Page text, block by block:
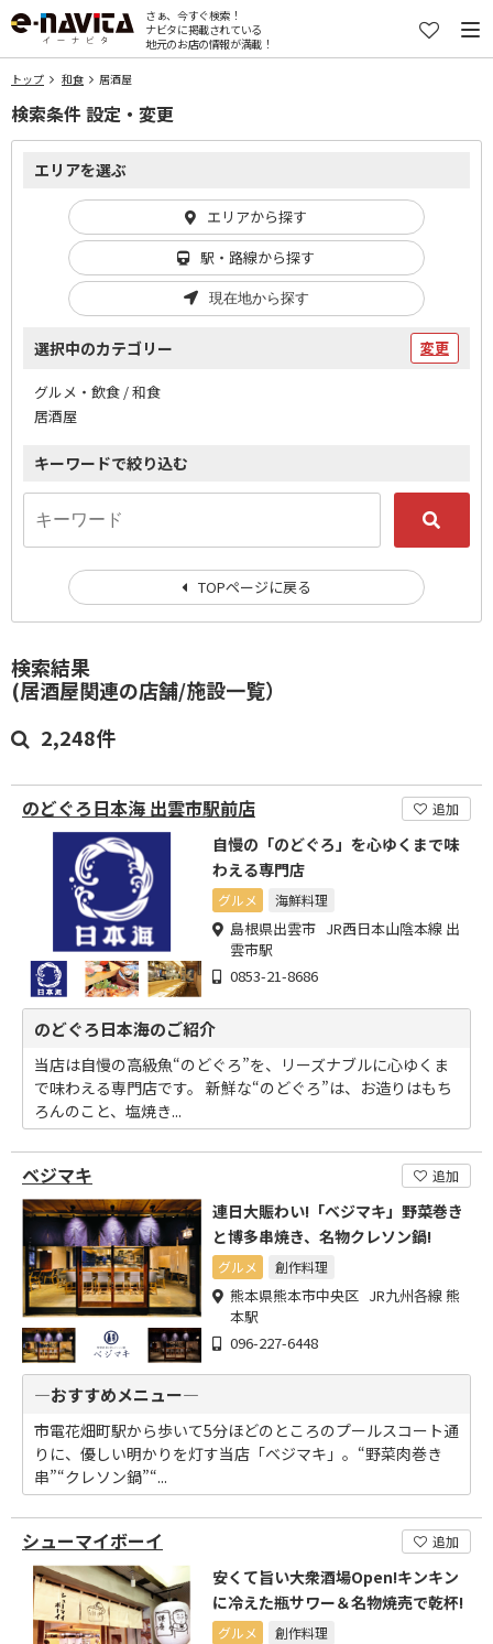
さぁ、今すぐ検索！
ナビタに掲載されている
地元のお店の情報が満載！
トップ 和食 居酒屋
検索結果
(居酒屋関連の店舗/施設一覧）
2,248件
のどぐろ日本海 出雲市駅前店 追加
自慢の「のどぐろ」を心ゆくまで味
わえる専門店
グルメ 海鮮料理
島根県出雲市 JR西日本山陰本線 出
雲市駅
0853-21-8686
のどぐろ日本海のご紹介
当店は自慢の高級魚“のどぐろ”を、リーズナブルに心ゆくま
で味わえる専門店です。 新鮮な“のどぐろ”は、お造りはもち
ろんのこと、塩焼き...
ベジマキ 追加
連日大賑わい!「ベジマキ」野菜巻き
と博多串焼き、名物クレソン鍋!
グルメ 創作料理
熊本県熊本市中央区 JR九州各線 熊
本駅
096-227-6448
―おすすめメニュー―
市電花畑町駅から歩いて5分ほどのところのプールスコート通
りに、優しい明かりを灯す当店「ベジマキ」。“野菜肉巻き
串”“クレソン鍋”“...
シューマイボーイ 追加
安くて旨い大衆酒場Open!キンキン
に冷えた瓶サワー＆名物焼売で乾杯!
グルメ 創作料理
検索条件 設定・変更
エリアを選ぶ
エリアから探す
駅・路線から探す
現在地から探す
選択中のカテゴリー 変更
グルメ・飲食 / 和食
居酒屋
キーワードで絞り込む
TOPページに戻る